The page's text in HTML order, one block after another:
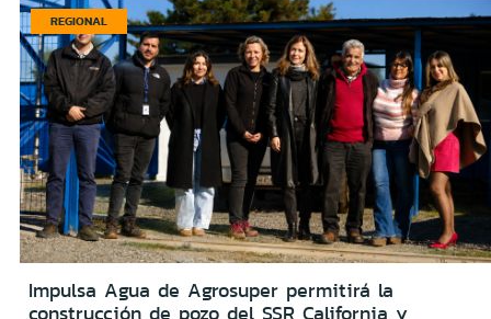
REGIONAL
Impulsa Agua de Agrosuper permitirá la